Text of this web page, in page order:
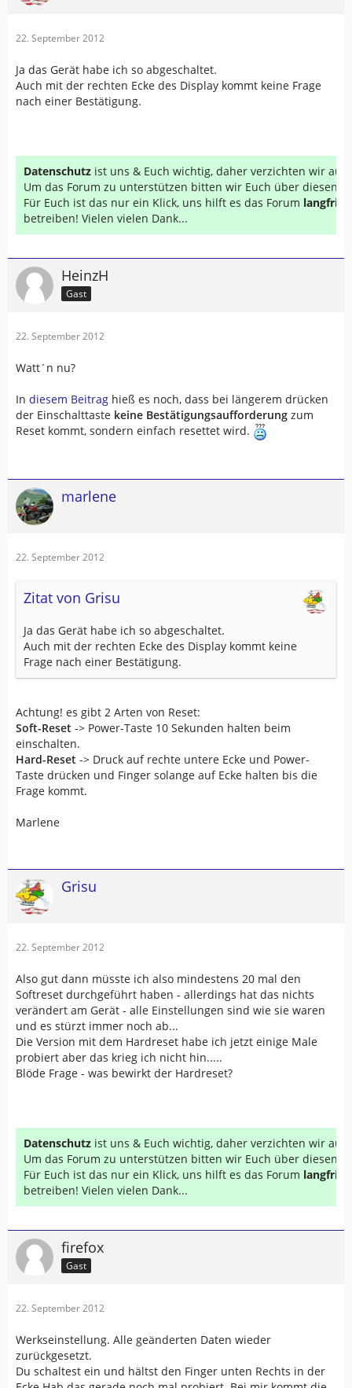
22. September 2012
Ja das Gerät habe ich so abgeschaltet.
Auch mit der rechten Ecke des Display kommt keine Frage
nach einer Bestätigung.
Datenschutz ist uns & Euch wichtig, daher verzichten wir auf
Um das Forum zu unterstützen bitten wir Euch über diesen
Für Euch ist das nur ein Klick, uns hilft es das Forum
betreiben! Vielen vielen Dank...
HeinzH
Gast
22. September 2012
Watt´n nu?
In diesem Beitrag hieß es noch, dass bei längerem drücken
der Einschalttaste keine Bestätigungsaufforderung zum
Reset kommt, sondern einfach resettet wird.
marlene
22. September 2012
Zitat von Grisu
Ja das Gerät habe ich so abgeschaltet.
Auch mit der rechten Ecke des Display kommt keine
Frage nach einer Bestätigung.
Achtung! es gibt 2 Arten von Reset:
Soft-Reset -> Power-Taste 10 Sekunden halten beim
einschalten.
Hard-Reset -> Druck auf rechte untere Ecke und Power-
Taste drücken und Finger solange auf Ecke halten bis die
Frage kommt.
Marlene
Grisu
22. September 2012
Also gut dann müsste ich also mindestens 20 mal den
Softreset durchgeführt haben - allerdings hat das nichts
verändert am Gerät - alle Einstellungen sind wie sie waren
und es stürzt immer noch ab...
Die Version mit dem Hardreset habe ich jetzt einige Male
probiert aber das krieg ich nicht hin.....
Blöde Frage - was bewirkt der Hardreset?
Datenschutz ist uns & Euch wichtig, daher verzichten wir auf
Um das Forum zu unterstützen bitten wir Euch über diesen
Für Euch ist das nur ein Klick, uns hilft es das Forum
betreiben! Vielen vielen Dank...
firefox
Gast
22. September 2012
Werkseinstellung. Alle geänderten Daten wieder
zurückgesetzt.
Du schaltest ein und hältst den Finger unten Rechts in der